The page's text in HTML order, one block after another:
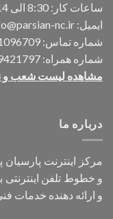
ساعات کار: 8:30 الی 14 و 15 الی 17:30
ایمیل: nc.ir
شماره تماس:
شماره همراه:
مشاهده لیست شعب و
درباره ما
مرکز اینترنت پارسیان
و خطوط تلفن
و ارائه دهنده خدمات